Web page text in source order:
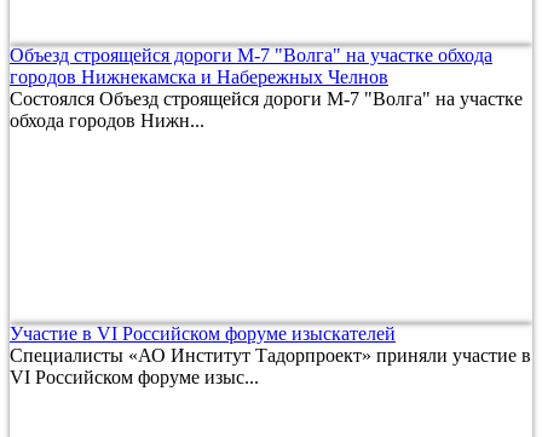
Объезд строящейся дороги М-7 "Волга" на участке обхода
городов Нижнекамска и Набережных Челнов
Состоялся Объезд строящейся дороги М-7 "Волга" на участке
обхода городов Нижн...
Участие в VI Российском форуме изыскателей
Специалисты «АО Институт Тадорпроект» приняли участие в
VI Российском форуме изыс...